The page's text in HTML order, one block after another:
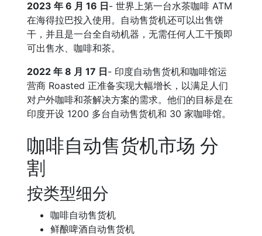
2023 年 6 月 16 日- 世界上第一台水茶咖啡 ATM
在海得拉巴投入使用。自动售货机还可以出售饼
干，并且是一台全自动机器，无需任何人工干预即
可出售水、咖啡和茶。
2022 年 8 月 17 日- 印度自动售货机和咖啡馆运
营商 Roasted 正准备实现大幅增长，以满足人们
对户外咖啡和茶解决方案的需求。他们的目标是在
印度开设 1200 多台自动售货机和 30 家咖啡馆。
咖啡自动售货机市场 分
割
按类型细分
咖啡自动售货机
鲜酿啤酒自动售货机